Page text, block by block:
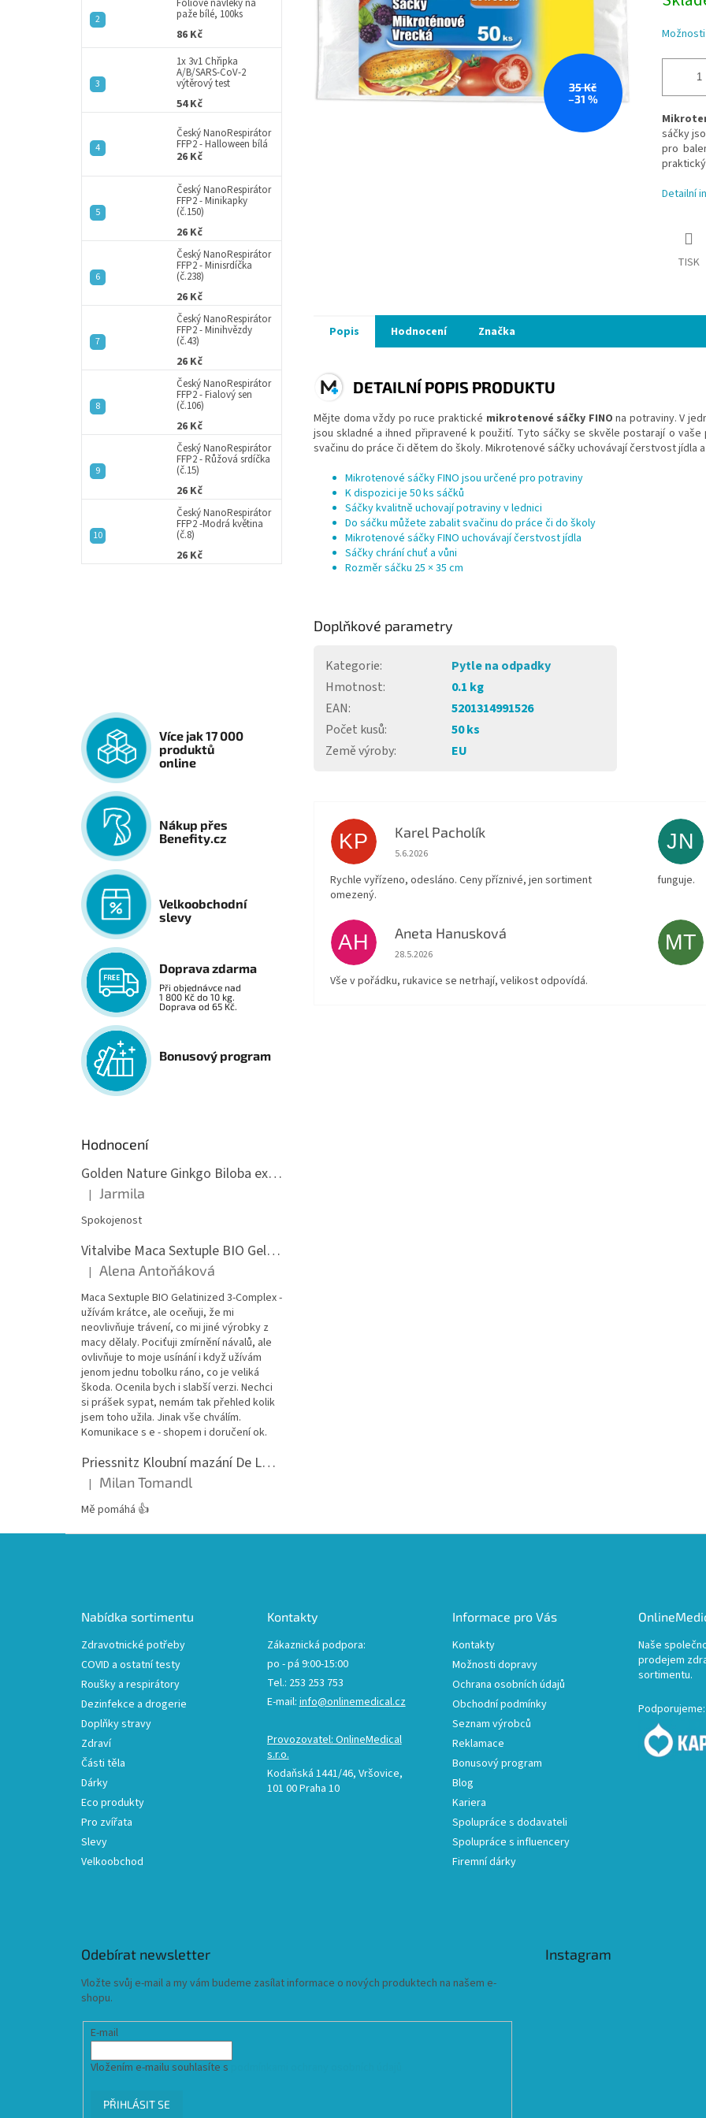
paže bílé, 100ks
86 Kč
1x 3v1 Chřipka
A/B/SARS-CoV-2
výtěrový test
54 Kč
Český NanoRespirátor
FFP2 - Halloween bílá
26 Kč
Český NanoRespirátor
FFP2 - Minikapky
(č.150)
26 Kč
Český NanoRespirátor
FFP2 - Minisrdíčka
(č.238)
26 Kč
Český NanoRespirátor
FFP2 - Minihvězdy
(č.43)
26 Kč
Český NanoRespirátor
FFP2 - Fialový sen
(č.106)
26 Kč
Český NanoRespirátor
FFP2 - Růžová srdíčka
(č.15)
26 Kč
Český NanoRespirátor
FFP2 -Modrá květina
(č.8)
26 Kč
Více jak 17 000
produktů
online
Nákup přes
Benefity.cz
Velkoobchodní
slevy
Doprava zdarma
Při objednávce nad
1 800 Kč do 10 kg.
Doprava od 65 Kč.
Bonusový program
Hodnocení
Golden Nature Ginkgo Biloba extrakt 50:1 60mg, 100 kapslí
Hodnocení produktu je 5 z 5 hvězdiček.
| Jarmila
Spokojenost
Vitalvibe Maca Sextuple BIO Gelatinized 3-Complex, 60 kapslí
Hodnocení produktu je 5 z 5 hvězdiček.
| Alena Antoňáková
Maca Sextuple BIO Gelatinized 3-Complex -
užívám krátce, ale oceňuji, že mi
neovlivňuje trávení, co mi jiné výrobky z
macy dělaly. Pociťuji zmírnění návalů, ale
ovlivňuje to moje usínání i když užívám
jenom jednu tobolku ráno, co je veliká
škoda. Ocenila bych i slabší verzi. Nechci
si prášek sypat, nemám tak přehled kolik
jsem toho užila. Jinak vše chválím.
Komunikace s e - shopem i doručení ok.
Priessnitz Kloubní mazání De Luxe, 200ml
Hodnocení produktu je 5 z 5 hvězdiček.
| Milan Tomandl
Mě pomáhá 👍
35 Kč
–31 %
sáčky
pro
Detailní
TISK
Popis Hodnocení Značka
DETAILNÍ POPIS PRODUKTU
Mějte doma vždy po ruce praktické mikrotenové sáčky FINO na potraviny. V
jsou skladné a ihned připravené k použití. Tyto sáčky se skvěle postarají o
svačinu do práce či dětem do školy. Mikrotenové sáčky uchovávají čerstvost jídla
Mikrotenové sáčky FINO jsou určené pro potraviny
K dispozici je 50 ks sáčků
Sáčky kvalitně uchovají potraviny v lednici
Do sáčku můžete zabalit svačinu do práce či do školy
Mikrotenové sáčky FINO uchovávají čerstvost jídla
Sáčky chrání chuť a vůni
Rozměr sáčku 25 × 35 cm
Doplňkové parametry
Kategorie:
Pytle na odpadky
Hmotnost:
0.1 kg
EAN:
5201314991526
Počet kusů:
50 ks
Země výroby: EU
KP Karel Pacholík
Hodnocení obchodu je 4 z 5 hvězdiček.
5.6.2026
Rychle vyřízeno, odesláno. Ceny příznivé, jen sortiment
omezený.
JN
funguje.
AH Aneta Hanusková
Hodnocení obchodu je 5 z 5 hvězdiček.
28.5.2026
Vše v pořádku, rukavice se netrhají, velikost odpovídá.
MT
Nabídka sortimentu
Zdravotnické potřeby
COVID a ostatní testy
Roušky a respirátory
Dezinfekce a drogerie
Doplňky stravy
Zdraví
Části těla
Dárky
Eco produkty
Pro zvířata
Slevy
Velkoobchod
Kontakty
Zákaznická podpora:
po - pá 9:00-15:00
Tel.: 253 253 753
E-mail: info@onlinemedical.cz
Provozovatel: OnlineMedical
s.r.o.
Kodaňská 1441/46, Vršovice,
101 00 Praha 10
Informace pro Vás
Kontakty
Možnosti dopravy
Ochrana osobních údajů
Obchodní podmínky
Seznam výrobců
Reklamace
Bonusový program
Blog
Kariera
Spolupráce s dodavateli
Spolupráce s influencery
Firemní dárky
Naše
prodejem
sortimentu.
Podporujeme:
Odebírat newsletter
Vložte svůj e-mail a my vám budeme zasílat informace o nových produktech na našem e-
shopu.
E-mail
Vložením e-mailu souhlasíte s
PŘIHLÁSIT SE
Instagram